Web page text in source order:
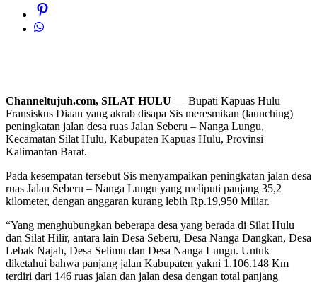
Channeltujuh.com, SILAT HULU — Bupati Kapuas Hulu
Fransiskus Diaan yang akrab disapa Sis meresmikan (launching)
peningkatan jalan desa ruas Jalan Seberu – Nanga Lungu,
Kecamatan Silat Hulu, Kabupaten Kapuas Hulu, Provinsi
Kalimantan Barat.
Pada kesempatan tersebut Sis menyampaikan peningkatan jalan desa
ruas Jalan Seberu – Nanga Lungu yang meliputi panjang 35,2
kilometer, dengan anggaran kurang lebih Rp.19,950 Miliar.
“Yang menghubungkan beberapa desa yang berada di Silat Hulu
dan Silat Hilir, antara lain Desa Seberu, Desa Nanga Dangkan, Desa
Lebak Najah, Desa Selimu dan Desa Nanga Lungu. Untuk
diketahui bahwa panjang jalan Kabupaten yakni 1.106.148 Km
terdiri dari 146 ruas jalan dan jalan desa dengan total panjang